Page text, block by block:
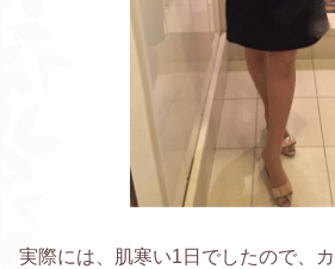
実際には、肌寒い1日でしたので、